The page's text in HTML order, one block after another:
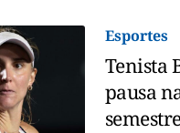
Esportes
Tenista
pausa